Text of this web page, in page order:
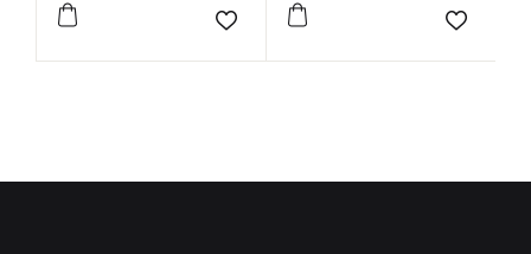
Add to wishlist Add to